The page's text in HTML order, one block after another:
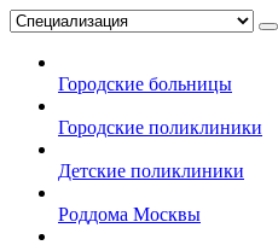
Городские больницы
Городские поликлиники
Детские поликлиники
Роддома Москвы